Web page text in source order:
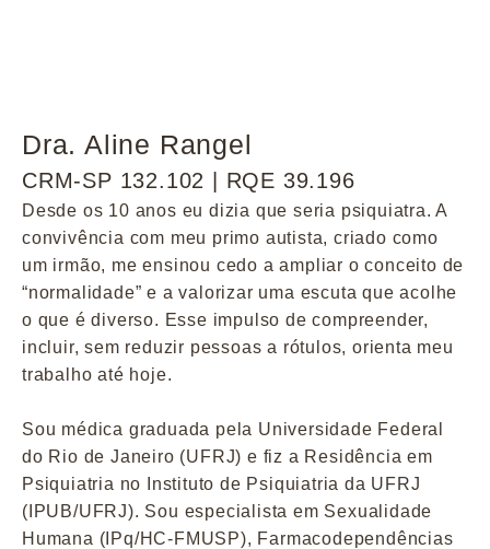
Dra. Aline Rangel
CRM-SP 132.102 | RQE 39.196
Desde os 10 anos eu dizia que seria psiquiatra. A
convivência com meu primo autista, criado como
um irmão, me ensinou cedo a ampliar o conceito de
“normalidade” e a valorizar uma escuta que acolhe
o que é diverso. Esse impulso de compreender,
incluir, sem reduzir pessoas a rótulos, orienta meu
trabalho até hoje.
Sou médica graduada pela Universidade Federal
do Rio de Janeiro (UFRJ) e fiz a Residência em
Psiquiatria no Instituto de Psiquiatria da UFRJ
(IPUB/UFRJ). Sou especialista em Sexualidade
Humana (IPq/HC-FMUSP), Farmacodependências